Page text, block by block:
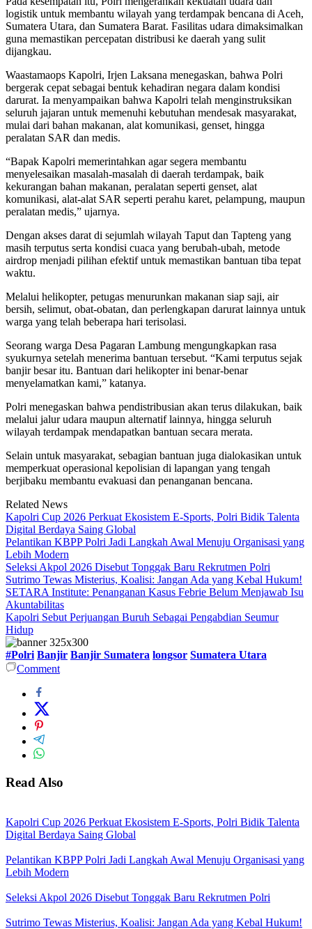
logistik untuk membantu wilayah yang terdampak bencana di Aceh,
Sumatera Utara, dan Sumatera Barat. Fasilitas udara dimaksimalkan
guna memastikan percepatan distribusi ke daerah yang sulit
dijangkau.
Waastamaops Kapolri, Irjen Laksana menegaskan, bahwa Polri
bergerak cepat sebagai bentuk kehadiran negara dalam kondisi
darurat. Ia menyampaikan bahwa Kapolri telah menginstruksikan
seluruh jajaran untuk memenuhi kebutuhan mendesak masyarakat,
mulai dari bahan makanan, alat komunikasi, genset, hingga
peralatan SAR dan medis.
“Bapak Kapolri memerintahkan agar segera membantu
menyelesaikan masalah-masalah di daerah terdampak, baik
kekurangan bahan makanan, peralatan seperti genset, alat
komunikasi, alat-alat SAR seperti perahu karet, pelampung, maupun
peralatan medis,” ujarnya.
Dengan akses darat di sejumlah wilayah Taput dan Tapteng yang
masih terputus serta kondisi cuaca yang berubah-ubah, metode
airdrop menjadi pilihan efektif untuk memastikan bantuan tiba tepat
waktu.
Melalui helikopter, petugas menurunkan makanan siap saji, air
bersih, selimut, obat-obatan, dan perlengkapan darurat lainnya untuk
warga yang telah beberapa hari terisolasi.
Seorang warga Desa Pagaran Lambung mengungkapkan rasa
syukurnya setelah menerima bantuan tersebut. “Kami terputus sejak
banjir besar itu. Bantuan dari helikopter ini benar-benar
menyelamatkan kami,” katanya.
Polri menegaskan bahwa pendistribusian akan terus dilakukan, baik
melalui jalur udara maupun alternatif lainnya, hingga seluruh
wilayah terdampak mendapatkan bantuan secara merata.
Selain untuk masyarakat, sebagian bantuan juga dialokasikan untuk
memperkuat operasional kepolisian di lapangan yang tengah
berjibaku membantu evakuasi dan penanganan bencana.
Related News
Kapolri Cup 2026 Perkuat Ekosistem E-Sports, Polri Bidik Talenta
Digital Berdaya Saing Global
Pelantikan KBPP Polri Jadi Langkah Awal Menuju Organisasi yang
Lebih Modern
Seleksi Akpol 2026 Disebut Tonggak Baru Rekrutmen Polri
Sutrimo Tewas Misterius, Koalisi: Jangan Ada yang Kebal Hukum!
SETARA Institute: Penanganan Kasus Febrie Belum Menjawab Isu
Akuntabilitas
Kapolri Sebut Perjuangan Buruh Sebagai Pengabdian Seumur
Hidup
#Polri Banjir Banjir Sumatera longsor Sumatera Utara
Comment
Read Also
Kapolri Cup 2026 Perkuat Ekosistem E-Sports, Polri Bidik Talenta
Digital Berdaya Saing Global
Pelantikan KBPP Polri Jadi Langkah Awal Menuju Organisasi yang
Lebih Modern
Seleksi Akpol 2026 Disebut Tonggak Baru Rekrutmen Polri
Sutrimo Tewas Misterius, Koalisi: Jangan Ada yang Kebal Hukum!